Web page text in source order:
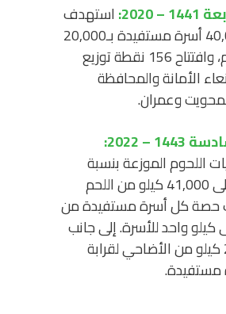
2020:
استهدف
المشروع 40,000 أسرة مستفيدة بـ20,000
كيلو من اللحم، وافتتاح 156 نقطة توزيع
الأمانة والمحافظة
وعمران.
– 2022:
اللحوم الموزعة بنسبة
100% لتصل إلى 41,000 كيلو من اللحم
حصة كل أسرة مستفيدة من
واحد للأسرة. إلى جانب
توزيع 22,000 كيلو من الأضاحي لقرابة